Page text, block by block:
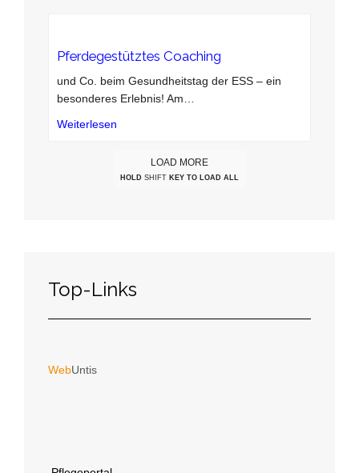
Pferdegestütztes Coaching
und Co. beim Gesundheitstag der ESS – ein
besonderes Erlebnis! Am
Weiterlesen
LOAD MORE
HOLD SHIFT KEY TO LOAD ALL
Top-Links
WebUntis